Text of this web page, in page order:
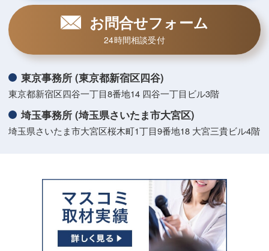
お問合せフォーム
24時間相談受付
東京事務所 (東京都新宿区四谷)
東京都新宿区四谷一丁目8番地14 四谷一丁目ビル3階
埼玉事務所 (埼玉県さいたま市大宮区)
埼玉県さいたま市大宮区桜木町1丁目9番地18 大宮三貴ビル4階